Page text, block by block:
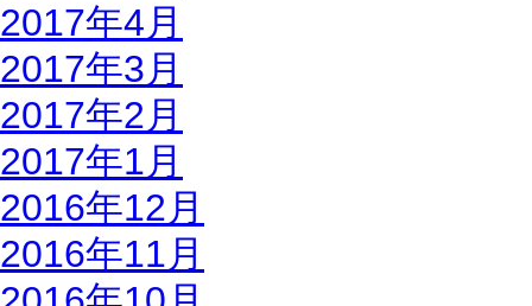
2017年4月
2017年3月
2017年2月
2017年1月
2016年12月
2016年11月